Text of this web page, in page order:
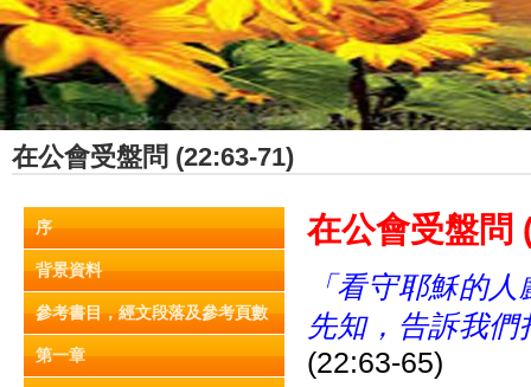
在公會受盤問 (22:63-71)
序
背景資料
參考書目，經文段落及參考頁數
第一章
在公會受盤問
「看守耶穌的
先知，告訴我
(22:63-65)